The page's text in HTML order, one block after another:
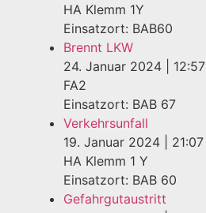
HA Klemm 1Y
Einsatzort: BAB60
Brennt LKW
24. Januar 2024
12:57
FA2
Einsatzort: BAB 67
Verkehrsunfall
19. Januar 2024
21:07
HA Klemm 1 Y
Einsatzort: BAB 60
Gefahrgutaustritt